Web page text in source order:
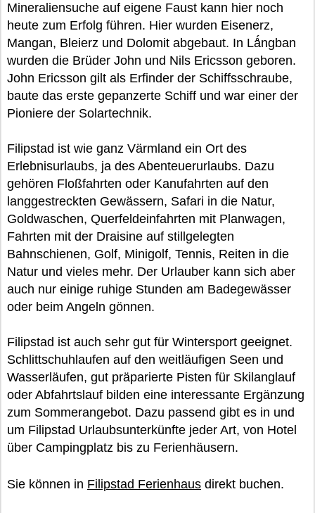
Mineraliensuche auf eigene Faust kann hier noch
heute zum Erfolg führen. Hier wurden Eisenerz,
Mangan, Bleierz und Dolomit abgebaut. In Lǻngban
wurden die Brüder John und Nils Ericsson geboren.
John Ericsson gilt als Erfinder der Schiffsschraube,
baute das erste gepanzerte Schiff und war einer der
Pioniere der Solartechnik.
Filipstad ist wie ganz Värmland ein Ort des
Erlebnisurlaubs, ja des Abenteuerurlaubs. Dazu
gehören Floßfahrten oder Kanufahrten auf den
langgestreckten Gewässern, Safari in die Natur,
Goldwaschen, Querfeldeinfahrten mit Planwagen,
Fahrten mit der Draisine auf stillgelegten
Bahnschienen, Golf, Minigolf, Tennis, Reiten in die
Natur und vieles mehr. Der Urlauber kann sich aber
auch nur einige ruhige Stunden am Badegewässer
oder beim Angeln gönnen.
Filipstad ist auch sehr gut für Wintersport geeignet.
Schlittschuhlaufen auf den weitläufigen Seen und
Wasserläufen, gut präparierte Pisten für Skilanglauf
oder Abfahrtslauf bilden eine interessante Ergänzung
zum Sommerangebot. Dazu passend gibt es in und
um Filipstad Urlaubsunterkünfte jeder Art, von Hotel
über Campingplatz bis zu Ferienhäusern.
Sie können in Filipstad Ferienhaus direkt buchen.